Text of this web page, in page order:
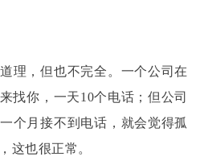
理，但也不完全。一个公司在
找你，一天10个电话；但公司
个月接不到电话，就会觉得孤
这也很正常。